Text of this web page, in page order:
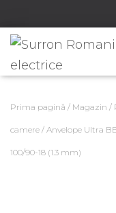
Prima pagină / Magazin /
camere / Anvelope Ultra
100/90-18 (1.3 mm)